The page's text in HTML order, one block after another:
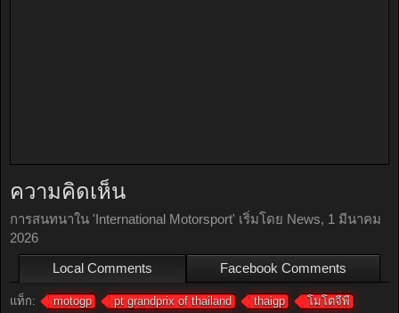
ความคิดเห็น
การสนทนาใน ' International Motorsport' เริ่มโดย News, 1 มีนาคม
2026
Local Comments
Facebook Comments
แท็ก: motogp pt grandprix of thailand thaigp โมโตจีพี